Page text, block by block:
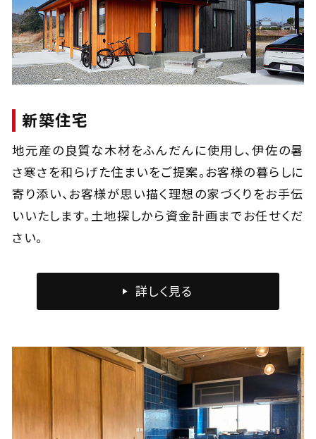
新築住宅
地元産の良質な木材をふんだんに使用し、伊佐の暑
さ寒さを和らげた住まいをご提案。お客様の暮らしに
寄り添い、お客様が思い描く理想の家づくりをお手伝
いいたします。土地探しから資金計画までお任せくだ
さい。
詳しく見る